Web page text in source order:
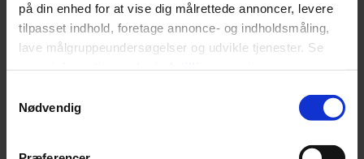
på din enhed for at vise dig målrettede annoncer, levere
tilpasset indhold, foretage annonce- og indholdsmåling,
lave målgruppeundersøgelser og udvikle tjenester. Se
tilbage eller ændre indstillinger fra vores
"Cookiedeklaration", eller ved at trykke på "Privacy
Nødvendig
54-
tabt